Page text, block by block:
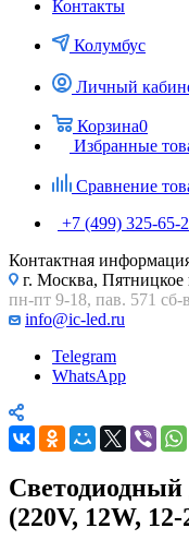
Контакты
Колумбус
Личный
Корзина0
Избранные
Сравнение
+7 (499) 325-65-
Контактная
г. Москва, Пятницкое
пн-пт 9-18, пав. 571 сб-
info@ic-led.ru
Telegram
WhatsApp
Светодиодный
(220V, 12W,